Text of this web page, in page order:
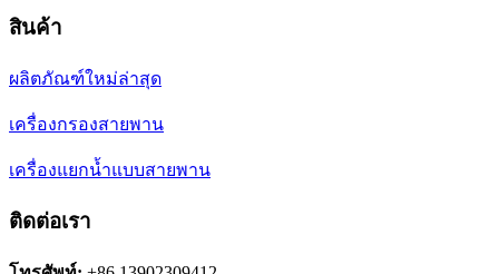
สินค้า
ผลิตภัณฑ์ใหม่ล่าสุด
เครื่องกรองสายพาน
เครื่องแยกน้ำแบบสายพาน
ติดต่อเรา